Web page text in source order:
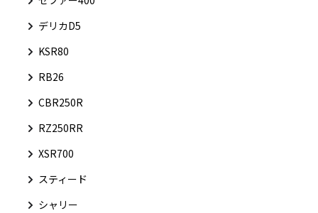
デリカD5
KSR80
RB26
CBR250R
RZ250RR
XSR700
スティード
シャリー